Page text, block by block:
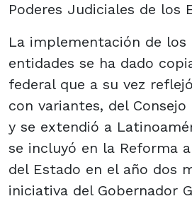
Poderes Judiciales de los
La implementación de los
entidades se ha dado
federal que a su vez
con variantes, del Consejo
y se extendió a
se incluyó en la Reforma
del Estado en el año dos
iniciativa del Gobernador